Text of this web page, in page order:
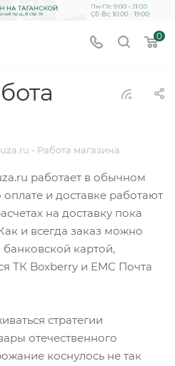
0
- Работа магазина
работает в обычном
и доставке работают
на доставку пока
и всегда заказ можно
картой,
ТК Boxberry и ЕМС Почта
стратегии
отечественного
коснулось не так